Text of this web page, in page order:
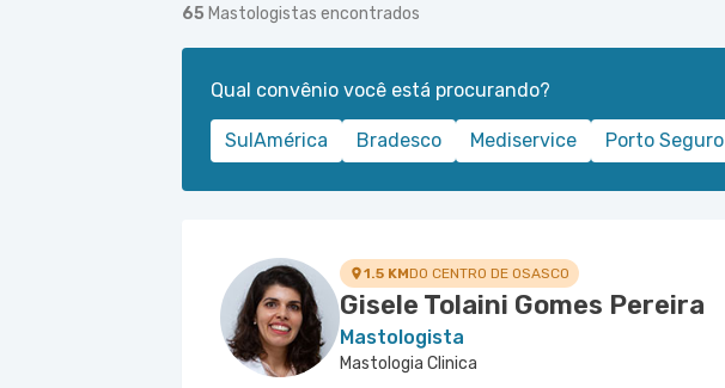
65 Mastologistas encontrados
Qual convênio você está procurando?
SulAmérica Bradesco Mediservice Porto Seguro
1.5 KMDO CENTRO DE OSASCO
Gisele Tolaini Gomes Pereira
Mastologista
Mastologia Clinica